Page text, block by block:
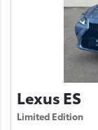
Lexus ES
Limited Edition